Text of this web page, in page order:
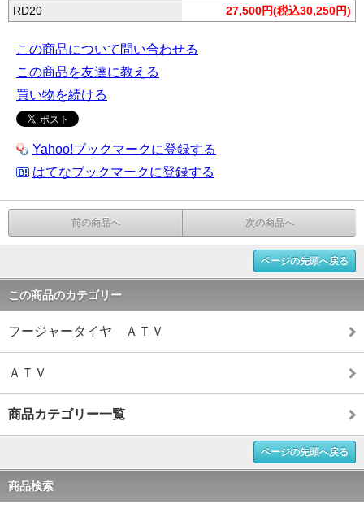
RD20 27,500円(税込30,250円)
この商品について問い合わせる
この商品を友達に教える
買い物を続ける
Yahoo!ブックマークに登録する
はてなブックマークに登録する
前の商品へ 次の商品へ
ページの先頭へ戻る
この商品のカテゴリー
フージャータイヤ ＡＴＶ
ＡＴＶ
商品カテゴリー一覧
ページの先頭へ戻る
商品検索